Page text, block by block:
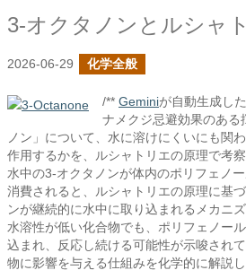
3-オクタノンとルシャ
2026-06-29 化学全般
/** Geminiが自動生成し
ナメクジ忌避効果のある
ノン」について、水に溶けにくいにも関
作用するかを、ルシャトリエの原理で考
水中の3-オクタノンが体内のポリフェノ
消費されると、ルシャトリエの原理に基
ンが継続的に水中に取り込まれるメカニ
水溶性が低い化合物でも、ポリフェノー
込まれ、反応し続ける可能性が示唆され
物に影響を与える仕組みを化学的に解説し